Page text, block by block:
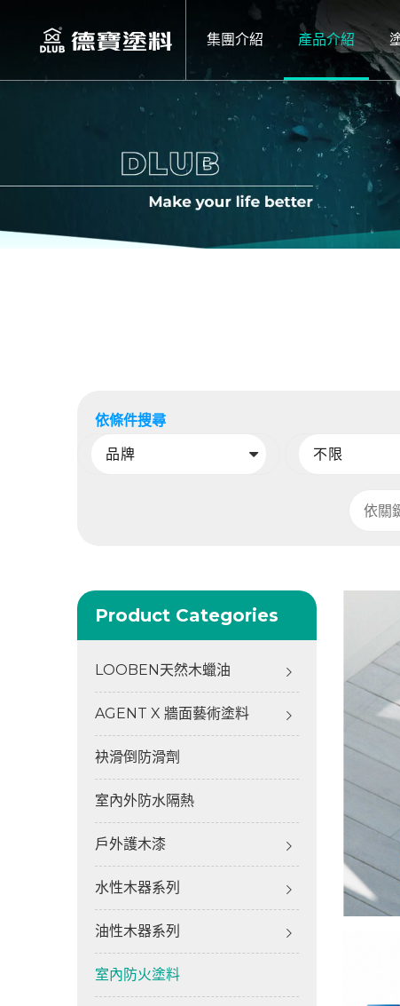
集團介紹
集團介紹
品牌歷程
DLUB
產品介紹
產品介紹
LOOBEN天然
質感長效
地板木油
耐候長效
保養蠟
AGENT X 牆面
侘寂特務 微水泥
特務X 後製清水
卡樂特務 藝術塗
袂滑倒防滑劑
室內外防水隔熱
無色無膜塗料
稀釋劑
居家清潔劑
除垢
集團介紹
產品介紹
塗裝大小事
活動及課程
Q&A
依條件搜尋
Product Categories
LOOBEN天然木蠟油
AGENT X 牆面藝術塗料
袂滑倒防滑劑
室內外防水隔熱
戶外護木漆
水性木器系列
油性木器系列
室內防火塗料